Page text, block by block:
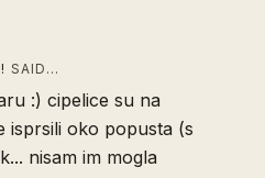
SAID…
:) cipelice su na
isprsili oko popusta (s
nisam im mogla